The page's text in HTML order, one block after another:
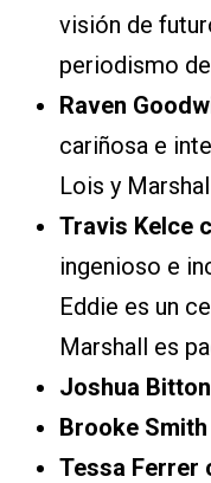
visión de
periodismo
Raven
cariñosa e
Lois y
Travis Kelce
ingenioso e
Eddie es un
Marshall es
Joshua
Brooke
Tessa Ferrer